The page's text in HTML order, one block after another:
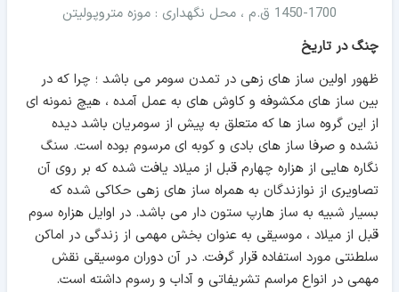
1700-1450 ق.م ، محل نگهداری : موزه متروپولیتن
چنگ در تاریخ
ظهور اولین ساز های زهی در تمدن سومر می باشد ؛ چرا که در
بین ساز های مکشوفه و کاوش های به عمل آمده ، هیچ نمونه ای
از این گروه ساز ها که متعلق به پیش از سومریان باشد دیده
نشده و صرفا ساز های بادی و کوبه ای مرسوم بوده است. سنگ
نگاره هایی از هزاره چهارم قبل از میلاد یافت شده که بر روی آن
تصاویری از نوازندگان به همراه ساز های زهی حکاکی شده که
بسیار شبیه به ساز هارپ ستون دار می باشد. در اوایل هزاره سوم
قبل از میلاد ، موسیقی به عنوان بخش مهمی از زندگی در اماکن
سلطنتی مورد استفاده قرار گرفت. در آن دوران موسیقی نقش
مهمی در انواع مراسم تشریفاتی و آداب و رسوم داشته است.